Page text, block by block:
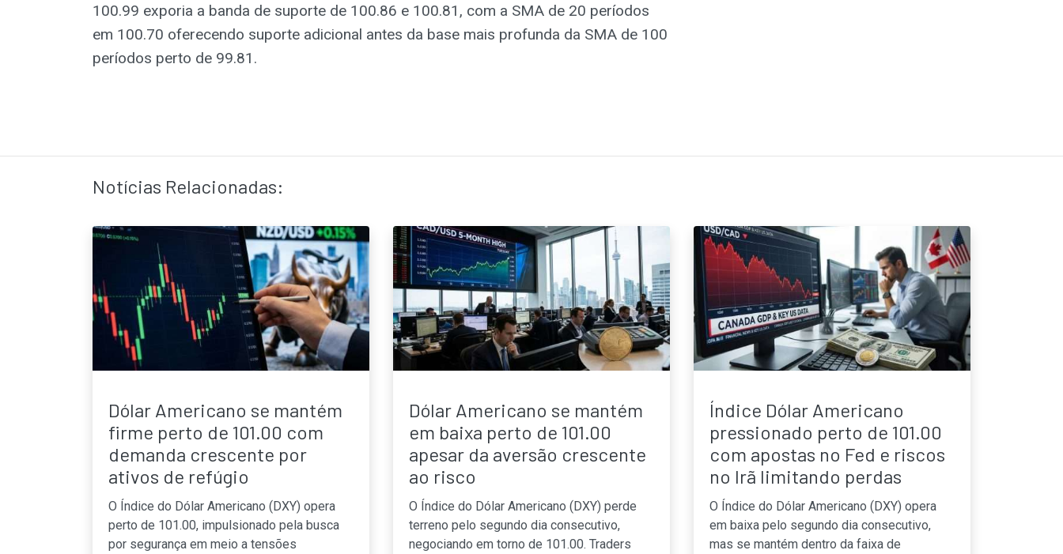
100.99 exporia a banda de suporte de 100.86 e 100.81, com a SMA de 20 períodos
em 100.70 oferecendo suporte adicional antes da base mais profunda da SMA de 100
períodos perto de 99.81.
Notícias Relacionadas:
Dólar Americano se mantém
firme perto de 101.00 com
demanda crescente por
ativos de refúgio
O Índice do Dólar Americano (DXY) opera
perto de 101.00, impulsionado pela busca
por segurança em meio a tensões
Dólar Americano se mantém
em baixa perto de 101.00
apesar da aversão crescente
ao risco
O Índice do Dólar Americano (DXY) perde
terreno pelo segundo dia consecutivo,
negociando em torno de 101.00. Traders
Índice Dólar Americano
pressionado perto de 101.00
com apostas no Fed e riscos
no Irã limitando perdas
O Índice do Dólar Americano (DXY) opera
em baixa pelo segundo dia consecutivo,
mas se mantém dentro da faixa de